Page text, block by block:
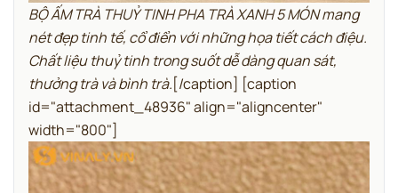
BỘ ẤM TRÀ THUỶ TINH PHA TRÀ XANH 5 MÓN mang
nét đẹp tinh tế, cổ điển với những họa tiết cách điệu.
Chất liệu thuỷ tinh trong suốt dễ dàng quan sát,
thưởng trà và bình trà.[/caption] [caption
id="attachment_48936" align="aligncenter"
width="800"]